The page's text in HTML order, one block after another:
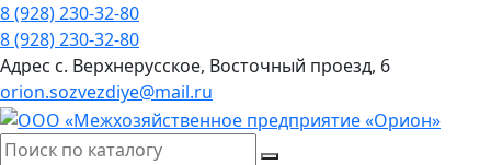
8 (928) 230-32-80
8 (928) 230-32-80
Адрес с. Верхнерусское, Восточный проезд, 6
orion.sozvezdiye@mail.ru